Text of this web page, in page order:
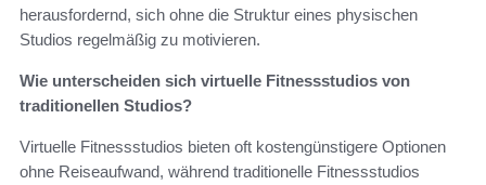
herausfordernd, sich ohne die Struktur eines physischen
Studios regelmäßig zu motivieren.
Wie unterscheiden sich virtuelle Fitnessstudios von
traditionellen Studios?
Virtuelle Fitnessstudios bieten oft kostengünstigere Optionen
ohne Reiseaufwand, während traditionelle Fitnessstudios